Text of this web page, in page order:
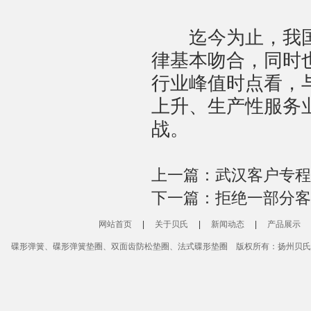
迄今为止，我国
律基本吻合，同时
行业峰值时点看，
上升、生产性服务
战。
上一篇： 武汉客户专
下一篇： 拒绝一部分
网站首页 关于贝氏 新闻动态 产品展示
碟形弹簧、碟形弹簧垫圈、双面齿防松垫圈、法式碟形垫圈 版权所有：扬州贝